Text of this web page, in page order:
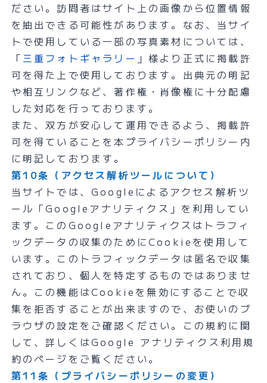
ださい。訪問者はサイト上の画像から位置情報
を抽出できる可能性があります。なお、当サイ
トで使用している一部の写真素材については、
「 三重フォトギャラリー 」様より正式に掲載許
可を得た上で使用しております。出典元の明記
や相互リンクなど、著作権・肖像権に十分配慮
した対応を行っております。
また、双方が安心して運用できるよう、掲載許
可を得ていることを本プライバシーポリシー内
に明記しております。
第10条（アクセス解析ツールについて）
当サイトでは、Googleによるアクセス解析ツ
ール「Googleアナリティクス」を利用してい
ます。このGoogleアナリティクスはトラフィ
ックデータの収集のためにCookieを使用して
います。このトラフィックデータは匿名で収集
されており、個人を特定するものではありませ
ん。この機能はCookieを無効にすることで収
集を拒否することが出来ますので、お使いのブ
ラウザの設定をご確認ください。この規約に関
して、詳しくはGoogle アナリティクス利用規
約のページをご覧ください。
第11条（プライバシーポリシーの変更）